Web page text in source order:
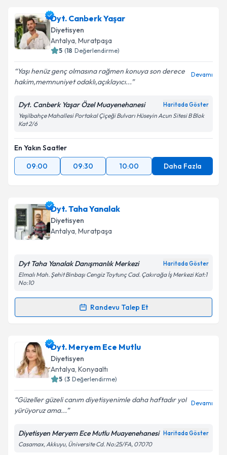
Dyt. Canberk Yaşar
Diyetisyen
Antalya, Muratpaşa
5 (18 Değerlendirme)
Yaşı henüz genç olmasına rağmen konuya son derece
hakim,memnuniyet odaklı,açıklayıcı...
Devamı
Dyt. Canberk Yaşar Özel Muayenehanesi Haritada Göster
Yeşilbahçe Mahallesi Portakal Çiçeği Bulvarı Hüseyin Acun Sitesi B Blok
Kat 2/6
En Yakın Saatler
09:00
09:30 10:00 Daha Fazla
Dyt. Taha Yanalak
Diyetisyen
Antalya, Muratpaşa
Dyt Taha Yanalak Danışmanlık Merkezi Haritada Göster
Elmalı Mah. Şehit Binbaşı Cengiz Toytunç Cad. Çakırağa İş Merkezi Kat:1
No:10
Randevu Talep Et
Randevu Takvimi Talebi
Dyt. Taha Yanalakiçin randevu takvimi talebi
oluşturun. Size bu uzmandan randevu almanız için bir
takvim hazırlandığında e-posta ile bilgilendireceğiz.
Kişisel verilerimin işlenmesine ilişkin Aydınlatma
Metni'ni okudum ve kişisel verilerimin belirtilen
Dyt. Meryem Ece Mutlu
Diyetisyen
Antalya, Konyaaltı
5 (3 Değerlendirme)
Güzeller güzeli canım diyetisyenimle daha haftadır yol
yürüyoruz ama...
Devamı
Diyetisyen Meryem Ece Mutlu Muayenehanesi Haritada Göster
Casamax, Akkuyu, Üniversite Cd. No:25/FA, 07070